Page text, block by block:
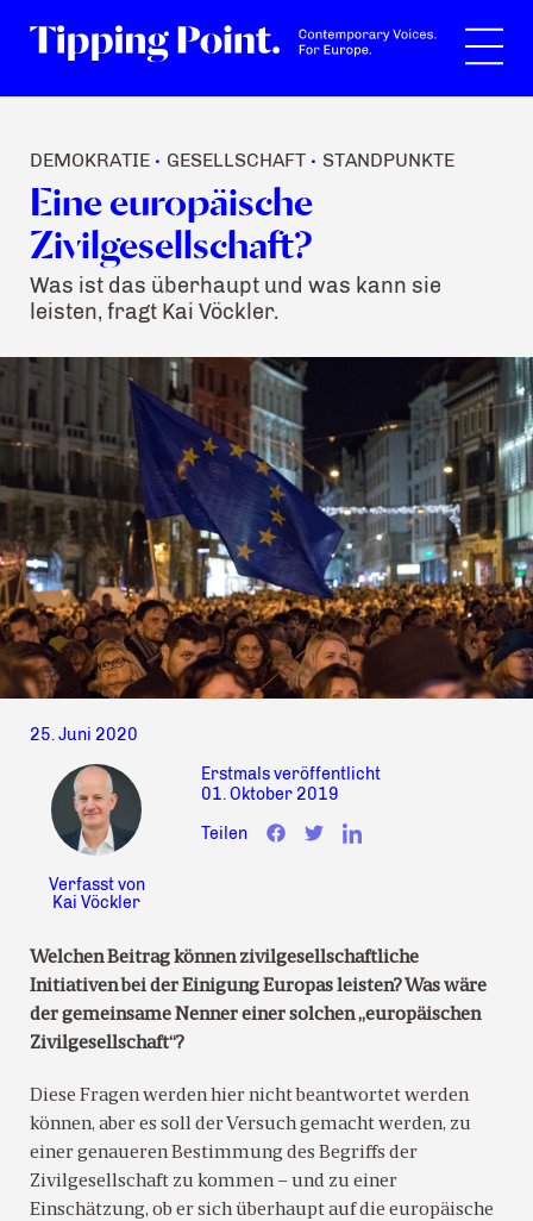
DEMOKRATIE • GESELLSCHAFT • STANDPUNKTE
Eine europäische
Zivilgesellschaft?
Was ist das überhaupt und was kann sie
leisten, fragt Kai Vöckler.
25. Juni 2020
Verfasst von
Kai Vöckler
Erstmals veröffentlicht
01. Oktober 2019
Teilen
Welchen Beitrag können zivilgesellschaftliche
Initiativen bei der Einigung Europas leisten? Was wäre
der gemeinsame Nenner einer solchen „europäischen
Zivilgesellschaft“?
Diese Fragen werden hier nicht beantwortet werden
können, aber es soll der Versuch gemacht werden, zu
einer genaueren Bestimmung des Begriffs der
Zivilgesellschaft zu kommen – und zu einer
Einschätzung, ob er sich überhaupt auf die europäische